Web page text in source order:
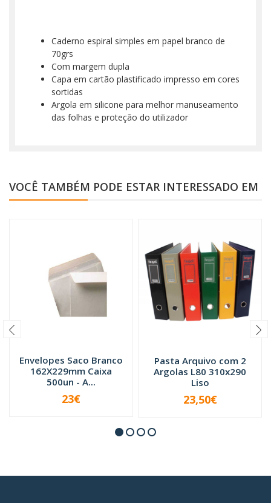
Caderno espiral simples em papel branco de
70grs
Com margem dupla
Capa em cartão plastificado impresso em cores
sortidas
Argola em silicone para melhor manuseamento
das folhas e proteção do utilizador
VOCÊ TAMBÉM PODE ESTAR INTERESSADO EM
Envelopes Saco Branco
162X229mm Caixa
500un - A...
+
23€
Pasta Arquivo com 2
Argolas L80 310x290
Liso
VER OPÇÕES
23,50€